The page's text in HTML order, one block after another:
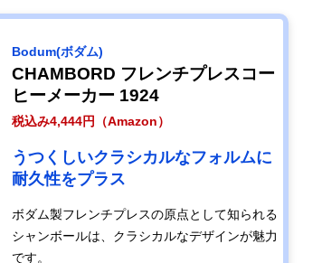
Bodum(ボダム)
CHAMBORD フレンチプレスコー
ヒーメーカー 1924
税込み4,444円（Amazon）
うつくしいクラシカルなフォルムに
耐久性をプラス
ボダム製フレンチプレスの原点として知られる
シャンボールは、クラシカルなデザインが魅力
です。